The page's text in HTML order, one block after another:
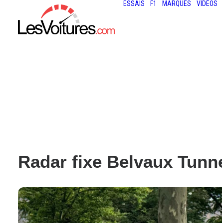
ESSAIS F1 MARQUES VIDÉOS
Radar fixe Belvaux